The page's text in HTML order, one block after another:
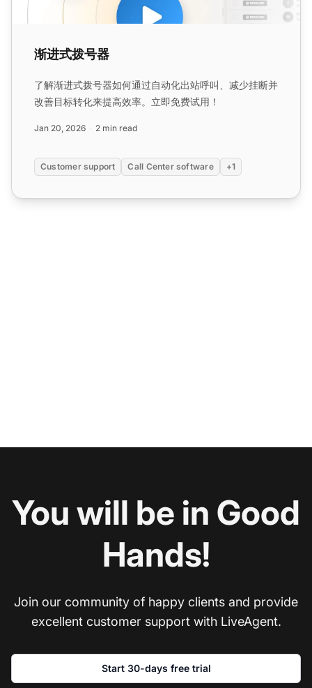
渐进式拨号器
了解渐进式拨号器如何通过自动化出站呼叫、减少挂断并
改善目标转化来提高效率。立即免费试用！
Jan 20, 2026 2 min read
Customer support Call Center software +1
You will be in Good
Hands!
Join our community of happy clients and provide
excellent customer support with LiveAgent.
Start 30-days free trial